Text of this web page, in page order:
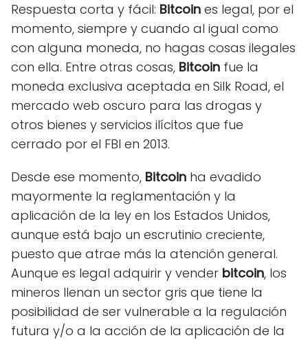
Respuesta corta y fácil: Bitcoin es legal, por el
momento, siempre y cuando al igual como
con alguna moneda, no hagas cosas ilegales
con ella. Entre otras cosas, Bitcoin fue la
moneda exclusiva aceptada en Silk Road, el
mercado web oscuro para las drogas y
otros bienes y servicios ilícitos que fue
cerrado por el FBI en 2013.
Desde ese momento, Bitcoin ha evadido
mayormente la reglamentación y la
aplicación de la ley en los Estados Unidos,
aunque está bajo un escrutinio creciente,
puesto que atrae más la atención general.
Aunque es legal adquirir y vender bitcoin, los
mineros llenan un sector gris que tiene la
posibilidad de ser vulnerable a la regulación
futura y/o a la acción de la aplicación de la